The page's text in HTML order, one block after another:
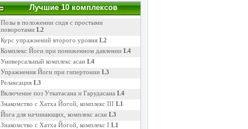
Лучшие 10 комплексов
Позы в положении сидя с простыми
поворотами L2
Курс упражнений второго уровня L2
Комплекс Йоги при пониженном давлении L4
Универсальный комплекс асан L4
Упражнения Йоги при гипертонии L3
Релаксация L3
Включение поз Уткатасана и Гарудасана L4
Знакомство с Хатха Йогой, комплекс III L1
Йога для начинающих, комплекс асан L3
Знакомство с Хатха Йогой, комплекс I L1